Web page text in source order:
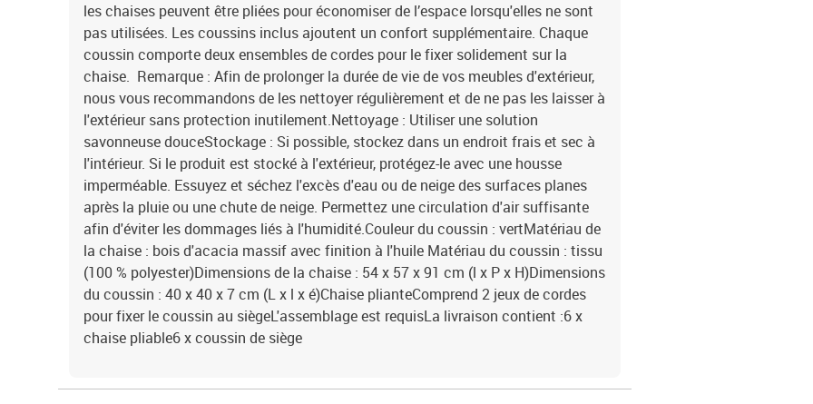
les chaises peuvent être pliées pour économiser de l’espace lorsqu'elles ne sont
pas utilisées. Les coussins inclus ajoutent un confort supplémentaire. Chaque
coussin comporte deux ensembles de cordes pour le fixer solidement sur la
chaise. Remarque : Afin de prolonger la durée de vie de vos meubles d'extérieur,
nous vous recommandons de les nettoyer régulièrement et de ne pas les laisser à
l'extérieur sans protection inutilement.Nettoyage : Utiliser une solution
savonneuse douceStockage : Si possible, stockez dans un endroit frais et sec à
l'intérieur. Si le produit est stocké à l'extérieur, protégez-le avec une housse
imperméable. Essuyez et séchez l'excès d'eau ou de neige des surfaces planes
après la pluie ou une chute de neige. Permettez une circulation d'air suffisante
afin d'éviter les dommages liés à l'humidité.Couleur du coussin : vertMatériau de
la chaise : bois d'acacia massif avec finition à l'huile Matériau du coussin : tissu
(100 % polyester)Dimensions de la chaise : 54 x 57 x 91 cm (l x P x H)Dimensions
du coussin : 40 x 40 x 7 cm (L x l x é)Chaise plianteComprend 2 jeux de cordes
pour fixer le coussin au siègeL'assemblage est requisLa livraison contient :6 x
chaise pliable6 x coussin de siège